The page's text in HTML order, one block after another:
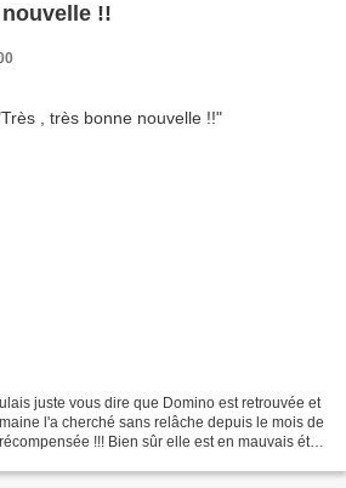
!!
juste vous dire que Domino est retrouvée et
l'a cherché sans relâche depuis le mois de
!!! Bien sûr elle est en mauvais état